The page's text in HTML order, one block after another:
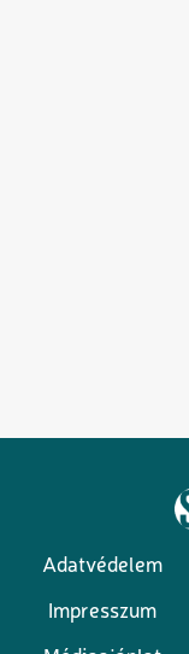
Lábléc
Adatvédelem
Impresszum